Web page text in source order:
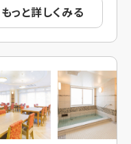
もっと詳しくみる